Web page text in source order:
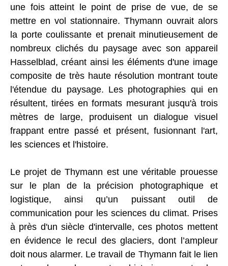
une fois atteint le point de prise de vue, de se
mettre en vol stationnaire. Thymann ouvrait alors
la porte coulissante et prenait minutieusement de
nombreux clichés du paysage avec son appareil
Hasselblad, créant ainsi les éléments d'une image
composite de très haute résolution montrant toute
l'étendue du paysage. Les photographies qui en
résultent, tirées en formats mesurant jusqu'à trois
mètres de large, produisent un dialogue visuel
frappant entre passé et présent, fusionnant l'art,
les sciences et l'histoire.
Le projet de Thymann est une véritable prouesse
sur le plan de la précision photographique et
logistique, ainsi qu’un puissant outil de
communication pour les sciences du climat. Prises
à près d'un siècle d'intervalle, ces photos mettent
en évidence le recul des glaciers, dont l’ampleur
doit nous alarmer. Le travail de Thymann fait le lien